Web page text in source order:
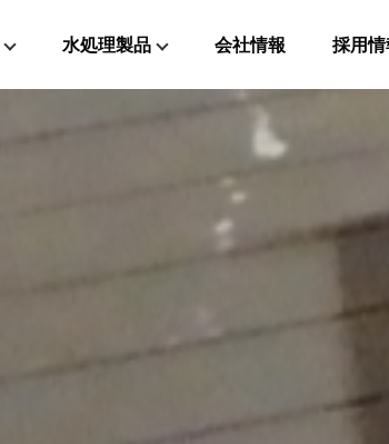
水処理製品 会社情報 採用情